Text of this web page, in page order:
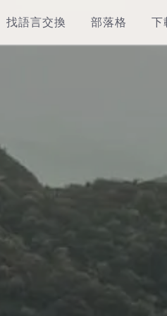
找語言交換 部落格 下